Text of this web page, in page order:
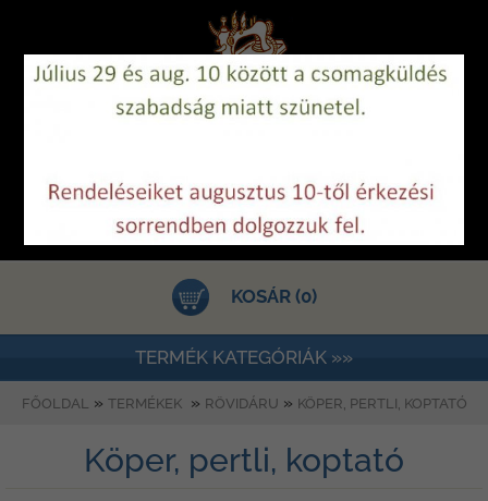
KOSÁR (0)
TERMÉK KATEGÓRIÁK »»
FŐOLDAL » TERMÉKEK » RÖVIDÁRU » KÖPER, PERTLI, KOPTATÓ
Köper, pertli, koptató